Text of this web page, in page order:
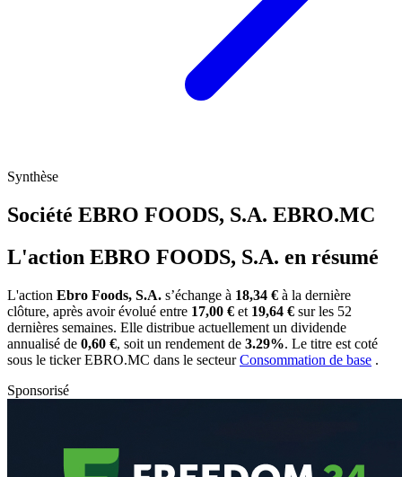
Synthèse
Société EBRO FOODS, S.A. EBRO.MC
L'action EBRO FOODS, S.A. en résumé
L'action Ebro Foods, S.A. s’échange à 18,34 € à la dernière
clôture, après avoir évolué entre 17,00 € et 19,64 € sur les 52
dernières semaines. Elle distribue actuellement un dividende
annualisé de 0,60 €, soit un rendement de 3.29%. Le titre est coté
sous le tickerEBRO.MC dans le secteurConsommation de base .
Sponsorisé